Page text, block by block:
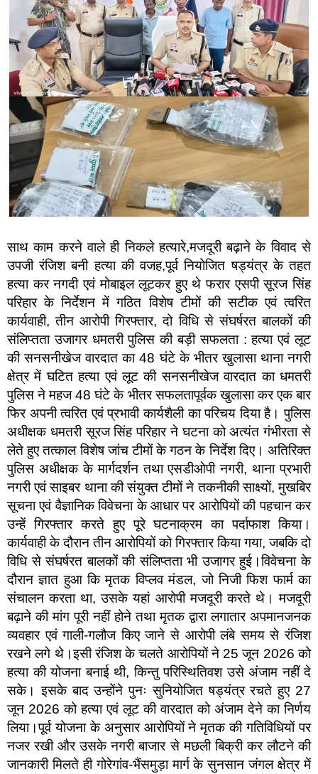
साथ काम करने वाले ही निकले हत्यारे,मजदूरी बढ़ाने के विवाद से
उपजी रंजिश बनी हत्या की वजह,पूर्व नियोजित षड्यंत्र के तहत
हत्या कर नगदी एवं मोबाइल लूटकर हुए थे फरार एसपी सूरज सिंह
परिहार के निर्देशन में गठित विशेष टीमों की सटीक एवं त्वरित
कार्यवाही, तीन आरोपी गिरफ्तार, दो विधि से संघर्षरत बालकों की
संलिप्तता उजागर धमतरी पुलिस की बड़ी सफलता : हत्या एवं लूट
की सनसनीखेज वारदात का 48 घंटे के भीतर खुलासा थाना नगरी
क्षेत्र में घटित हत्या एवं लूट की सनसनीखेज वारदात का धमतरी
पुलिस ने महज 48 घंटे के भीतर सफलतापूर्वक खुलासा कर एक बार
फिर अपनी त्वरित एवं प्रभावी कार्यशैली का परिचय दिया है। पुलिस
अधीक्षक धमतरी सूरज सिंह परिहार ने घटना को अत्यंत गंभीरता से
लेते हुए तत्काल विशेष जांच टीमों के गठन के निर्देश दिए। अतिरिक्त
पुलिस अधीक्षक के मार्गदर्शन तथा एसडीओपी नगरी, थाना प्रभारी
नगरी एवं साइबर थाना की संयुक्त टीमों ने तकनीकी साक्ष्यों, मुखबिर
सूचना एवं वैज्ञानिक विवेचना के आधार पर आरोपियों की पहचान कर
उन्हें गिरफ्तार करते हुए पूरे घटनाक्रम का पर्दाफाश किया।
कार्यवाही के दौरान तीन आरोपियों को गिरफ्तार किया गया, जबकि दो
विधि से संघर्षरत बालकों की संलिप्तता भी उजागर हुई।विवेचना के
दौरान ज्ञात हुआ कि मृतक विप्लव मंडल, जो निजी फिश फार्म का
संचालन करता था, उसके यहां आरोपी मजदूरी करते थे। मजदूरी
बढ़ाने की मांग पूरी नहीं होने तथा मृतक द्वारा लगातार अपमानजनक
व्यवहार एवं गाली-गलौज किए जाने से आरोपी लंबे समय से रंजिश
रखने लगे थे।इसी रंजिश के चलते आरोपियों ने 25 जून 2026 को
हत्या की योजना बनाई थी, किन्तु परिस्थितिवश उसे अंजाम नहीं दे
सके। इसके बाद उन्होंने पुनः सुनियोजित षड्यंत्र रचते हुए 27
जून 2026 को हत्या एवं लूट की वारदात को अंजाम देने का निर्णय
लिया।पूर्व योजना के अनुसार आरोपियों ने मृतक की गतिविधियों पर
नजर रखी और उसके नगरी बाजार से मछली बिक्री कर लौटने की
जानकारी मिलते ही गोरेगांव-भैंसमुड़ा मार्ग के सुनसान जंगल क्षेत्र में